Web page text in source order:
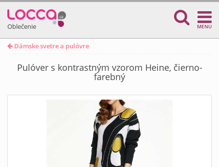
Oblečenie MENU
Dámske svetre a pulóvre
Pulóver s kontrastným vzorom Heine, čierno-
farebný